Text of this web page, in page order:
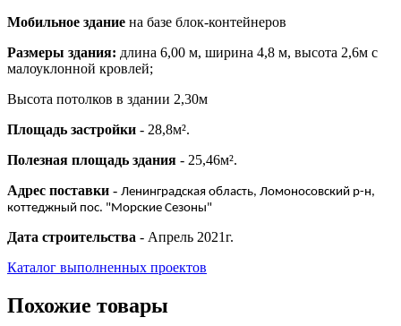
Мобильное здание на базе блок-контейнеров
Размеры здания: длина 6,00 м, ширина 4,8 м, высота 2,6м с
малоуклонной кровлей;
Высота потолков в здании 2,30м
Площадь застройки - 28,8м².
Полезная площадь здания - 25,46м².
Адрес поставки - Ленинградская область, Ломоносовский р-н,
коттеджный пос. "Морские Сезоны"
Дата строительства - Апрель 2021г.
Каталог выполненных проектов
Похожие товары